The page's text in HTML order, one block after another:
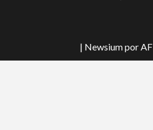
| Newsiumpor AF